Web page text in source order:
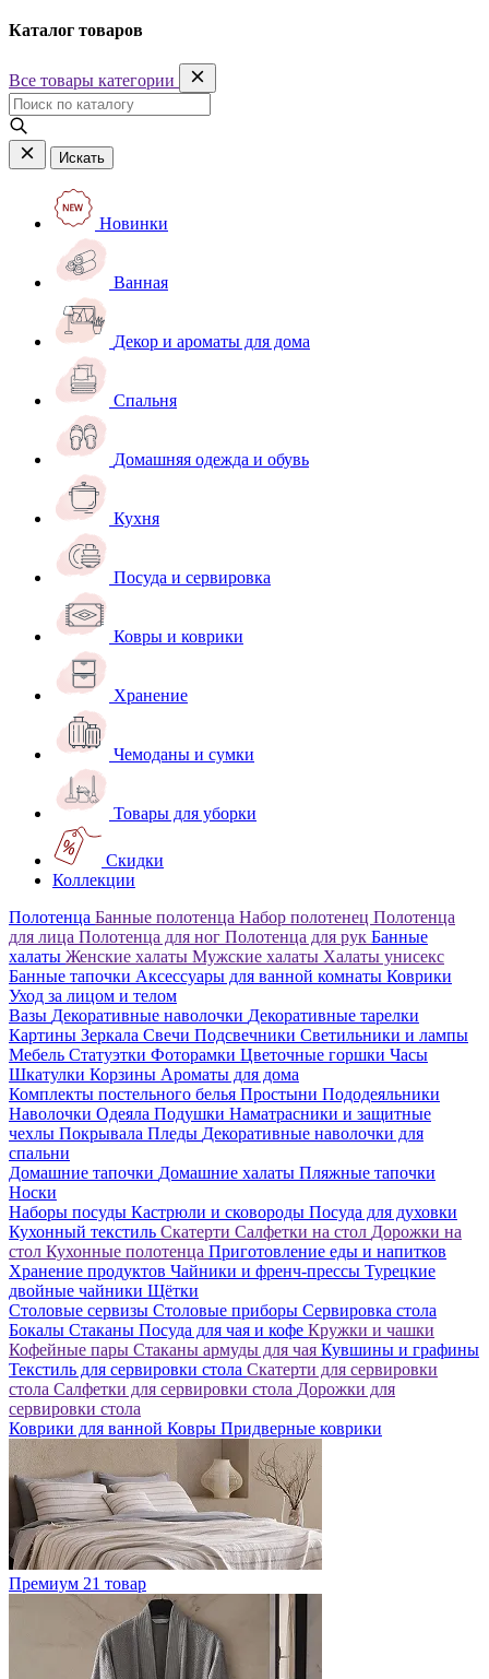
Каталог товаров
Все товары категории
Искать
Новинки
Ванная
Декор и ароматы для дома
Спальня
Домашняя одежда и обувь
Кухня
Посуда и сервировка
Ковры и коврики
Хранение
Чемоданы и сумки
Товары для уборки
Скидки
Коллекции
Полотенца Банные полотенца Набор полотенец Полотенца
для лица Полотенца для ног Полотенца для рук Банные
халаты Женские халаты Мужские халаты Халаты унисекс
Банные тапочки Аксессуары для ванной комнаты Коврики
Уход за лицом и телом
Вазы Декоративные наволочки Декоративные тарелки
Картины Зеркала Свечи Подсвечники Светильники и лампы
Мебель Статуэтки Фоторамки Цветочные горшки Часы
Шкатулки Корзины Ароматы для дома
Комплекты постельного белья Простыни Пододеяльники
Наволочки Одеяла Подушки Наматрасники и защитные
чехлы Покрывала Пледы Декоративные наволочки для
спальни
Домашние тапочки Домашние халаты Пляжные тапочки
Носки
Наборы посуды Кастрюли и сковороды Посуда для духовки
Кухонный текстиль Скатерти Салфетки на стол Дорожки на
стол Кухонные полотенца Приготовление еды и напитков
Хранение продуктов Чайники и френч-прессы Турецкие
двойные чайники Щётки
Столовые сервизы Столовые приборы Сервировка стола
Бокалы Стаканы Посуда для чая и кофе Кружки и чашки
Кофейные пары Стаканы армуды для чая Кувшины и графины
Текстиль для сервировки стола Скатерти для сервировки
стола Салфетки для сервировки стола Дорожки для
сервировки стола
Коврики для ванной Ковры Придверные коврики
Премиум 21 товар